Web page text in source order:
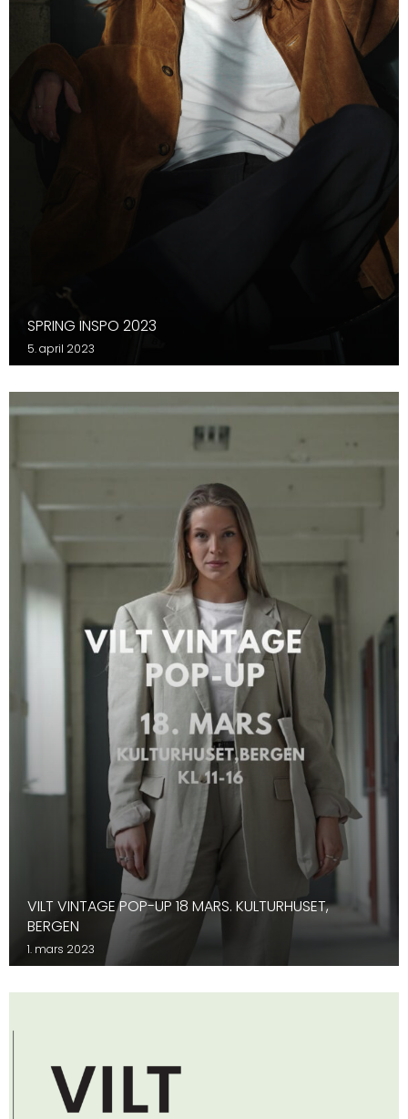
SPRING INSPO 2023
5. april 2023
VILT VINTAGE POP-UP 18 MARS. KULTURHUSET,
BERGEN
1. mars 2023